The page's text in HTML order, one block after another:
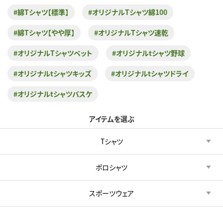
#綿Tシャツ【標準】 #オリジナルTシャツ綿100
#綿Tシャツ【やや厚】 #オリジナルTシャツ速乾
#オリジナルTシャツペット #オリジナルtシャツ野球
#オリジナルtシャツキッズ #オリジナルtシャツドライ
#オリジナルtシャツバスケ
アイテムを選ぶ
Tシャツ
ポロシャツ
スポーツウェア